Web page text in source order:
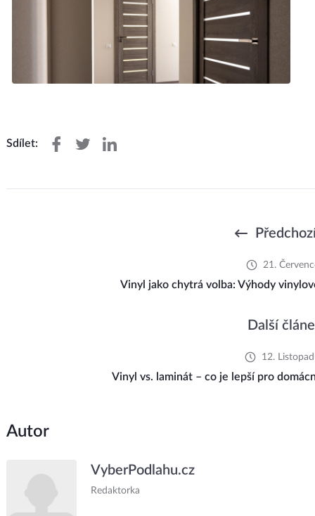
Sdílet:
21.
Vinyl jako chytrá volba: Výhody
Další
12.
Vinyl vs. laminát – co je lepší pro
Autor
VyberPodlahu.cz
Redaktorka